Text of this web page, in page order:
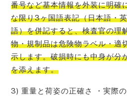
番号など基本情報を外装に明確
な限り3ヶ国語表記（日本語・
語）を併記すると、検査官の理
物・規制品は危険物ラベル・適
示します。破損時にも中身が分
を添えます。
3) 重量と荷姿の正確さ ・実際